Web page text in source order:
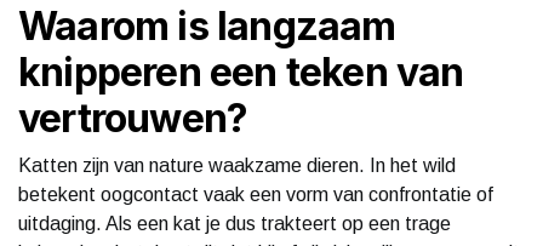
Waarom is langzaam
knipperen een teken van
vertrouwen?
Katten zijn van nature waakzame dieren. In het wild
betekent oogcontact vaak een vorm van confrontatie of
uitdaging. Als een kat je dus trakteert op een trage